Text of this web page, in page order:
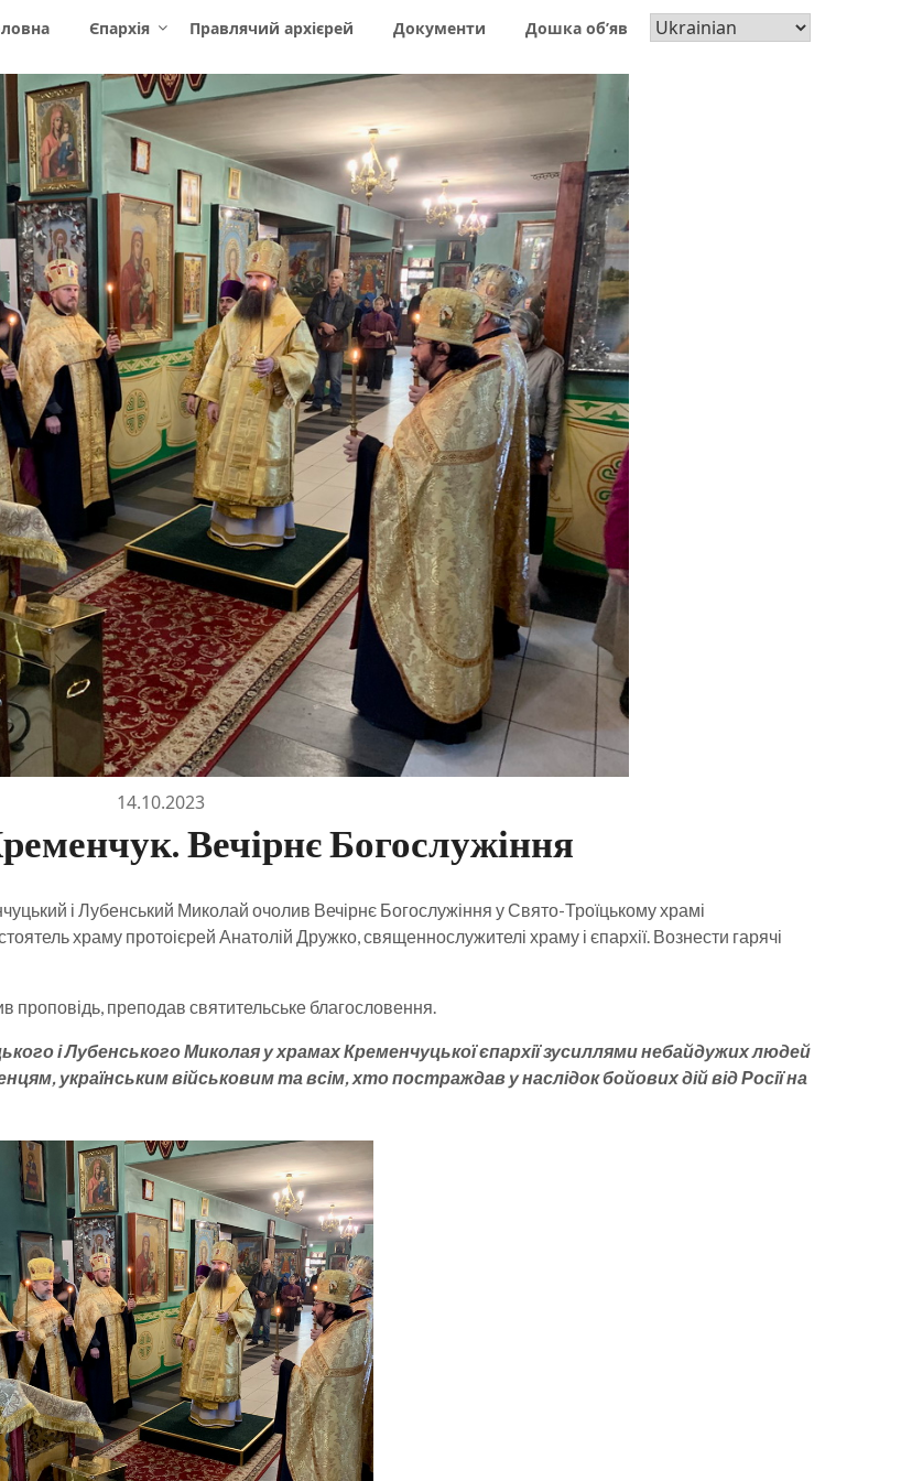
Єпархія Правлячий архієрей Документи Дошка об’яв
14.10.2023
Вечірнє Богослужіння
і Лубенський Миколай очолив Вечірнє Богослужіння у Свято-Троїцькому храмі
храму протоієрей Анатолій Дружко, священнослужителі храму і єпархії. Вознести гарячі
преподав святительське благословення.
і Лубенського Миколая у храмах Кременчуцької єпархії зусиллями небайдужих людей
українським військовим та всім, хто постраждав у наслідок бойових дій від Росії на